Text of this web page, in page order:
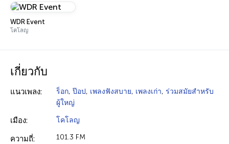
WDR Event
โคโลญ
เกี่ยวกับ
แนวเพลง: ร็อก, ป๊อป, เพลงฟังสบาย, เพลงเก่า, ร่วมสมัยสำหรับ
ผู้ใหญ่
เมือง: โคโลญ
ความถี่: 101.3 FM